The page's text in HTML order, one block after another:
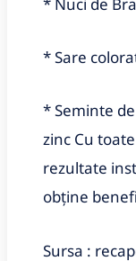
* Sare
* Seminte
zinc Cu
rezultate
obține
Sursa :